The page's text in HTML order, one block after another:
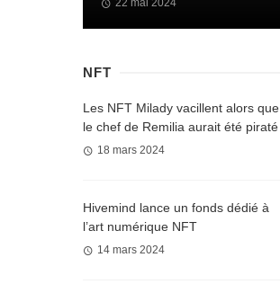
22 mai 2024
NFT
Les NFT Milady vacillent alors que
le chef de Remilia aurait été piraté
18 mars 2024
Hivemind lance un fonds dédié à
l’art numérique NFT
14 mars 2024